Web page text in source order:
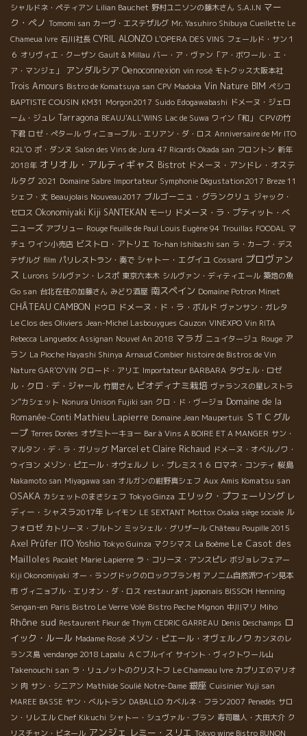
シャルドネ・ペティアン Lilian Bauchet 野村ユニソンの藤木さん S.A.I.N マー
ク・ペノ Tomomi san カーヴ・エステザルグ Mr. Yasuhiro Shibuya Cueillette Le
Chameua Ivre 石川社長 CYRIL ALONZO L'OPERA DES VINS フェールド・サン１
６ オリヴィエ・クーザン Gault & Millau バー・ア・ヴァン「ア・ボワール・エ・
ア・マンジェ」
アンダルシア Oenoconnexion vin rosé モトクッス大阪本社
Trois Amours Bistro de Komatsuya san CPV Madoka Vin Nature BIM ペシコ
BAPTISTE COUSIN KM31 Morgon2017 Suido Edogawabashi ドメーヌ・ジェロ
ーム・ジュレ Tarragona BEAUJ'ALL'WINS Lac de Suwa ワイン「和」
CPVの竹
下君 ロゼ・ぺタール ヴィニョーブル・エリアン・ダ・ロス Anniversaire de Mr ITO
R2L'O ポ・ダンヌ Salon des Vins de Jura 47 Ricards Okada san フロントン 新年
2018年 オリオル・アルティギャス Bistrot ドメーヌ・アンドレ・オステ
ルタグ 2021 Domaine Sabre Importateur Symphonie Dégustation2017 Breze 11
シェフ・丈 Beaujolais Nouveau2017 ブルゴーニュ・グランクリュ ジャック・
セロス Okonomiyaki Kiji SANTEKAN モーリ ドメーヌ・ラ・プティット・べ
ニューズ アブリュー Rouge Feuille de Paul Louis Eugène 94 Trouillas FOODAL マ
チュ ワイン小売店 ビストロ・アトリエ To-han Ishibashi san ラ・カーブ・デス
テザルグ film パリレストラン・奏で シャトー・エグイユ Cossard プロヴァン
ス Lurons シルヴァン・レスポ 東京六本木 シルヴァン・ディティエール 築地の魚
Go san 台北在住の加藤さん みどり酒屋 南スペイン Domaine Potron Minet
CHÂTEAU CAMBON ドウロ ドメーヌ・ド・ラ・ボルド ヴァンサン・ガレタ
Le Clos des Oliviers Jean-Michel Lasbouygues Cauzon VINEXPO Vin RITA
Rebecca Languedoc Assignan Nouvel An 2018 マラガ ニュイタージュ Rouge ア
ラン La Pioche Hayashi Shinya Arnaud Combier histoire de Bistros de Vin
Nature GAR'O'VIN クロード・アリエ Importateur BARBARA タヴェル・ロゼ
ル・クロ・デ・ジャール 竹間さん ビオディナミ栽培 ヴァランスの星レストラ
ン”カシェット Nonura Unison Fujiki san クロ・ド・ヴージョ Domaine de la
Romanée-Conti Mathieu Lapierre Domaine Jean Maupertuis ＳＴＣグル
ープ Terres Dorées オザミトーキョー Bar à Vins A BOIRE ET A MANGER サン・
マルタン・デ・ラ・ガリッグ Marcel et Claire Richaud ドメーヌ・オベルノワ・
ウイヨン メゾン・ピエール・オヴェルノ レ・プレミス１６ ロマネ・コンティ 桜島
Nakamoto san Miyagawa san オルガンの紺野真シェフ Aux Amis Komatsu san
OSAKA カシェットのまさシェフ Tokyo Ginza エリック・プフェーリング レ
ディー・シャスラ2017年 レイモン LE SEXTANT Mottox Osaka siège sociale ル
フォロゼ カトリーヌ・ブルトン ミッシェル・グリザール Château Poupille 2015
Axel Prüfer ITO Yoshio Tokyo Guinza マクシマス La Boème Le Casot des
Mailloles Pacalet Marie Lapierre ラ・コリーヌ・アンスピレ ボジョレフェアー
Kiji Okonomiyaki オー・ラングドックのロックブラン村 アノニム自然派ワイン見本
市 ヴィニョブル・エリオン・ダ・ロス restaurant japonais BISSOH Henning
Sengan-en Paris Bistro Le Verre Volé Bistro Peche Mignon 中川マリ Miho
Rhône sud Restaurent Fleur de Thym CEDRIC GARREAU Denis Deschamps ロ
イック・ルール Madame Rosé メゾン・ピエール・オヴェルノワ カンヌのレ
ランス島 vendange 2018 Lapalu ＡＣブルイイ サイント・ヴィクトワール山
Takenouchi san ラ・リュノットのクリストフ Le Chameau Ivre カプリエのマリオ
ン 肉 サン・シニアン Mathilde Soulié Notre-Dame 銀座 Cuisinier Yuji san
MAREE BASSE ヤン・ベルトラン DABALLO カベルネ・フラン2007 Penedès サロ
ン・リレエル Chef Kikuchi シャトー・シュヴァル・ブラン 寿司職人・大田大介 ク
リスチャン・ビネール アンジェ レミー・スリエ Tokyo wine Bistro BUNON